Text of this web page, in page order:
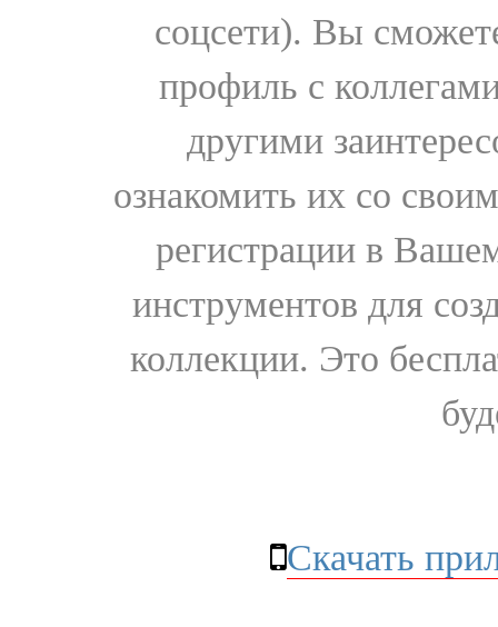
соцсети). Вы
профиль с
другими
ознакомить их со
регистрации в
инструментов для
коллекции. Это
Скачать